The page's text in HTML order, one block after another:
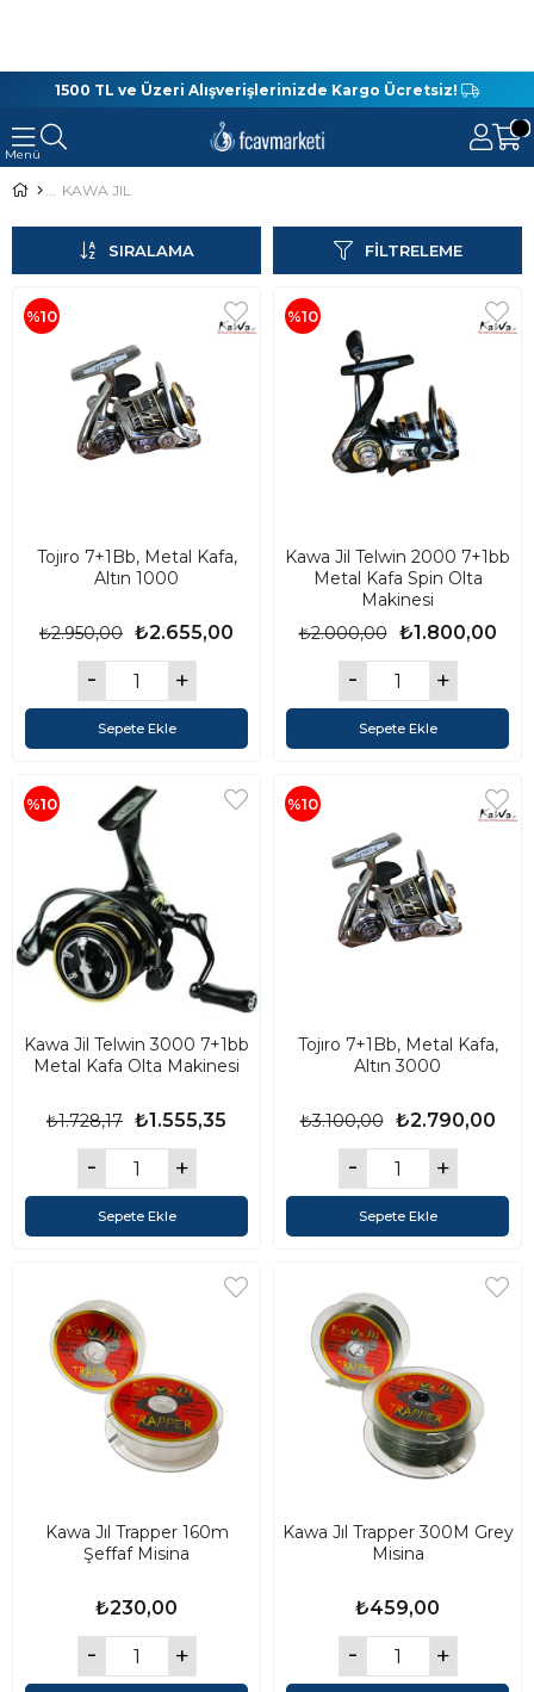
1500 TL ve Üzeri Alışverişlerinizde Kargo Ücretsiz!
KAWA JIL
FILTRELEME
SIRALAMA
Tojıro 7+1Bb, Metal Kafa,
Altın 1000
₺2.655,00
₺2.950,00
Sepete Ekle
%10
Kawa Jil Telwin 2000 7+1bb
Metal Kafa Spin Olta
Makinesi
₺1.800,00
₺2.000,00
Sepete Ekle
%10
Kawa Jil Telwin 3000 7+1bb
Metal Kafa Olta Makinesi
₺1.555,35
₺1.728,17
Sepete Ekle
%10
Tojıro 7+1Bb, Metal Kafa,
Altın 3000
₺2.790,00
₺3.100,00
Sepete Ekle
%10
Kawa Jıl Trapper 160m
Şeffaf Misina
₺230,00
Kawa Jıl Trapper 300M Grey
Misina
₺459,00